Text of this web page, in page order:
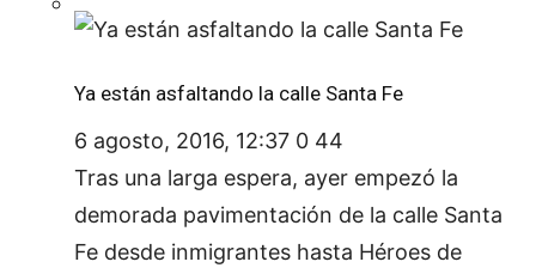
Ya están asfaltando la calle Santa Fe
6 agosto, 2016, 12:37 0 44
Tras una larga espera, ayer empezó la
demorada pavimentación de la calle Santa
Fe desde inmigrantes hasta Héroes de